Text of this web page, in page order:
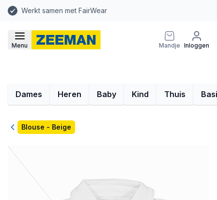
Werkt samen met FairWear
Menu Mandje Inloggen
Dames Heren Baby Kind Thuis
TerugBlouse - Beige